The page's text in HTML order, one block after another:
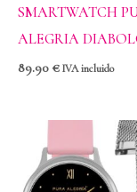
SMARTWATCH
ALEGRIA
89.90 € IVA incluido